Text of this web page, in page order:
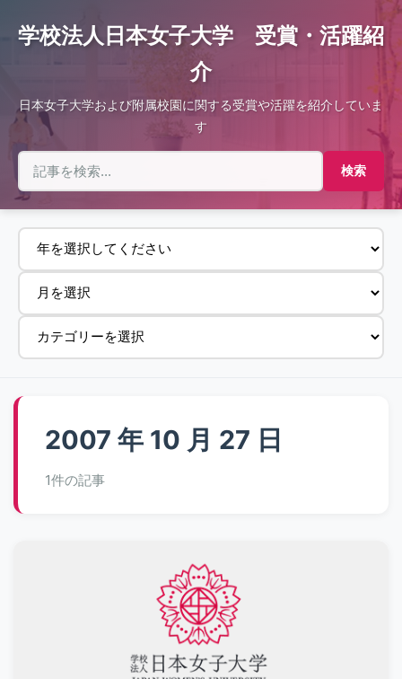
学校法人日本女子大学 受賞・活躍紹
介
日本女子大学および附属校園に関する受賞や活躍を紹介していま
す
2007 年 10 月 27 日
1件の記事